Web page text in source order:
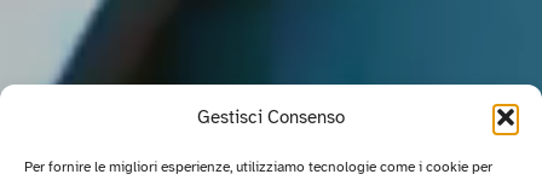
Gestisci Consenso
Per fornire le migliori esperienze, utilizziamo tecnologie come i cookie per